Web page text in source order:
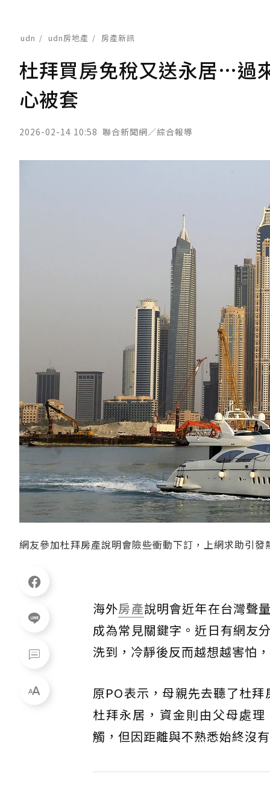
udn udn房地產 房產新訊
杜拜買房免稅又送永居…過
心被套
2026-02-14 10:58 聯合新聞網／綜合報導
網友參加杜拜房產說明會險些衝動下訂，上網求助引發
海外房產說明會近年在台灣聲
成為常見關鍵字。近日有網友
洗到，冷靜後反而越想越害怕
原PO表示，母親先去聽了杜
杜拜永居，資金則由父母處
觸，但因距離與不熟悉始終沒